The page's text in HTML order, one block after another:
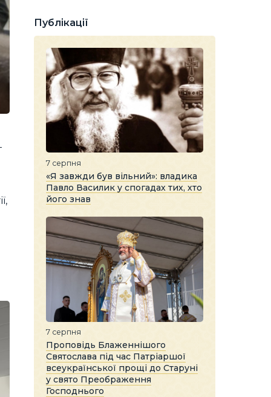
Публікації
7 серпня
«Я завжди був вільний»: владика
Павло Василик у спогадах тих, хто
його знав
7 серпня
Проповідь Блаженнішого
Святослава під час Патріаршої
всеукраїнської прощі до Старуні
у свято Преображення
Господнього